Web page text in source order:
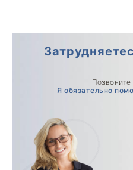
Я обязательно